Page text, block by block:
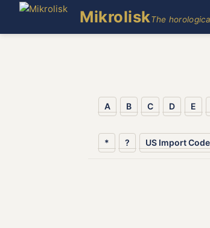
MikroliskThe
A B C D E
* ? US Import